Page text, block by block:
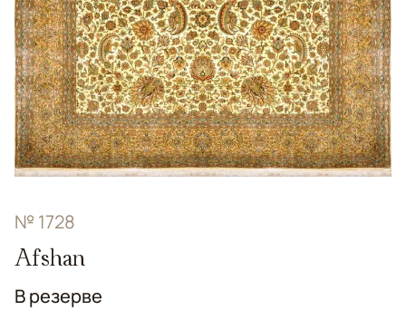
№ 1728
Afshan
В резерве